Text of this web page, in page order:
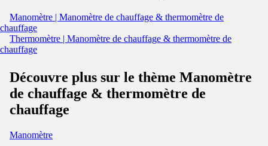
Manomètre | Manomètre de chauffage & thermomètre de
chauffage
Thermomètre | Manomètre de chauffage & thermomètre de
chauffage
Découvre plus sur le thème Manomètre
de chauffage & thermomètre de
chauffage
Manomètre